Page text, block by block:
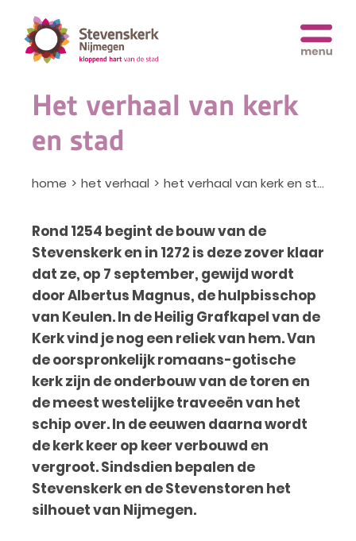
Het verhaal van kerk
en stad
home het verhaal het verhaal van kerk en stad
Rond 1254 begint de bouw van de
Stevenskerk en in 1272 is deze zover klaar
dat ze, op 7 september, gewijd wordt
door Albertus Magnus, de hulpbisschop
van Keulen. In de Heilig Grafkapel van de
Kerk vind je nog een reliek van hem. Van
de oorspronkelijk romaans-gotische
kerk zijn de onderbouw van de toren en
de meest westelijke traveeën van het
schip over. In de eeuwen daarna wordt
de kerk keer op keer verbouwd en
vergroot. Sindsdien bepalen de
Stevenskerk en de Stevenstoren het
silhouet van Nijmegen.